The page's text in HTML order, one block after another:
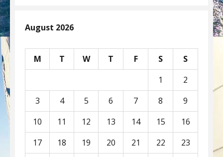
August 2026
M T W T F S
S
1
2
3
4 5 6 7 8
9
10
11 12 13 14 15
16
17
18 19 20 21 22
23